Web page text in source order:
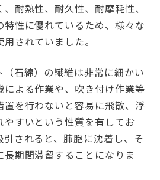
耐熱性、耐久性、耐摩耗性、
性に優れているため、様々な
されていました。
石綿）の繊維は非常に細かい
による作業や、吹き付け作業等
置を行わないと容易に飛散、浮
すいという性質を有してお
引されると、肺胞に沈着し、そ
期間滞留することになりま